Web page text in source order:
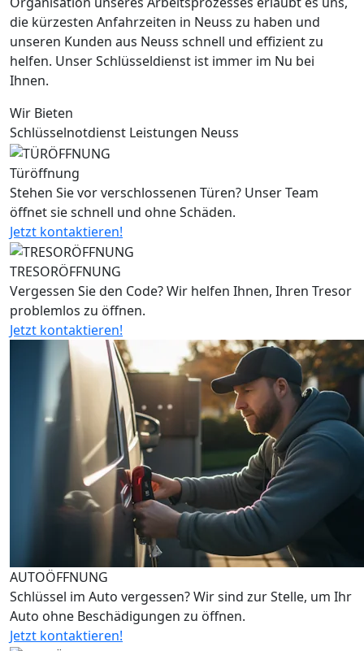
die kürzesten Anfahrzeiten in Neuss zu haben und
unseren Kunden aus Neuss schnell und effizient zu
helfen. Unser Schlüsseldienst ist immer im Nu bei
Ihnen.
Wir Bieten
Schlüsselnotdienst Leistungen Neuss
Türöffnung
Stehen Sie vor verschlossenen Türen? Unser Team
öffnet sie schnell und ohne Schäden.
Jetzt kontaktieren!
TRESORÖFFNUNG
Vergessen Sie den Code? Wir helfen Ihnen, Ihren Tresor
problemlos zu öffnen.
Jetzt kontaktieren!
AUTOÖFFNUNG
Schlüssel im Auto vergessen? Wir sind zur Stelle, um Ihr
Auto ohne Beschädigungen zu öffnen.
Jetzt kontaktieren!